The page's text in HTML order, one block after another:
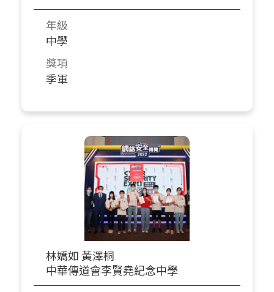
年級
中學
獎項
季軍
林嬌如 黃澤桐
中華傳道會李賢堯紀念中學